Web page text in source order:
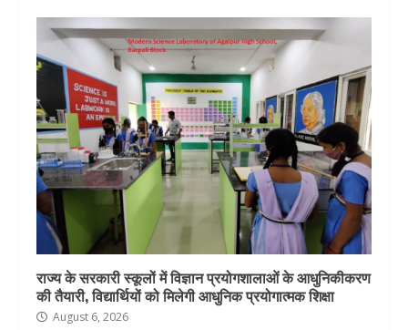
राज्य के सरकारी स्कूलों में विज्ञान प्रयोगशालाओं के आधुनिकीकरण
की तैयारी, विद्यार्थियों को मिलेगी आधुनिक प्रयोगात्मक शिक्षा
August 6, 2026